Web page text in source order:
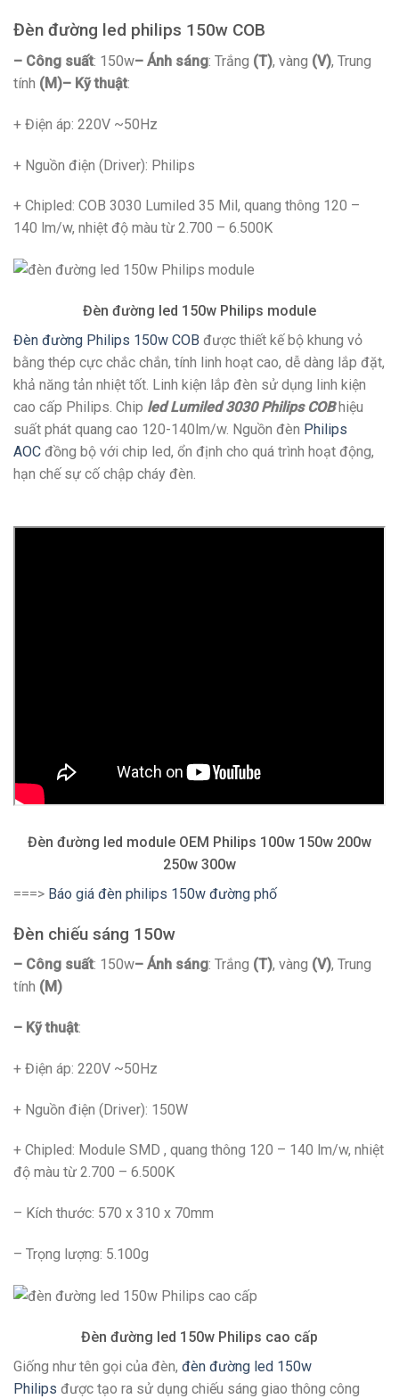
Đèn đường led philips 150w COB
– Công suất: 150w– Ánh sáng: Trắng (T), vàng (V), Trung
tính (M)– Kỹ thuật:
+ Điện áp: 220V ~50Hz
+ Nguồn điện (Driver): Philips
+ Chipled: COB 3030 Lumiled 35 Mil, quang thông 120 –
140 lm/w, nhiệt độ màu từ 2.700 – 6.500K
Đèn đường led 150w Philips module
Đèn đường Philips 150w COB được thiết kế bộ khung vỏ
bằng thép cực chắc chắn, tính linh hoạt cao, dễ dàng lắp đặt,
khả năng tản nhiệt tốt. Linh kiện lắp đèn sử dụng linh kiện
cao cấp Philips. Chip led Lumiled 3030 Philips COBhiệu
suất phát quang cao 120-140lm/w. Nguồn đèn Philips
AOC đồng bộ với chip led, ổn định cho quá trình hoạt động,
hạn chế sự cố chập cháy đèn.
Đèn đường led module OEM Philips 100w 150w 200w
250w 300w
===> Báo giá đèn philips 150w đường phố
Đèn chiếu sáng 150w
– Công suất: 150w– Ánh sáng: Trắng (T), vàng (V), Trung
tính (M)
– Kỹ thuật:
+ Điện áp: 220V ~50Hz
+ Nguồn điện (Driver): 150W
+ Chipled: Module SMD , quang thông 120 – 140 lm/w, nhiệt
độ màu từ 2.700 – 6.500K
– Kích thước: 570 x 310 x 70mm
– Trọng lượng: 5.100g
Đèn đường led 150w Philips cao cấp
Giống như tên gọi của đèn, đèn đường led 150w
Philips được tạo ra sử dụng chiếu sáng giao thông công